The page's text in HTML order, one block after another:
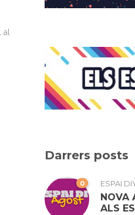
Darrers posts
0 ESPAI
NOVA
ALS